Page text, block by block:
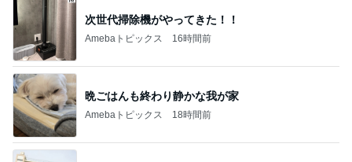
次世代掃除機がやってきた！！
Amebaトピックス 16時間前
晩ごはんも終わり静かな我が家
Amebaトピックス 18時間前